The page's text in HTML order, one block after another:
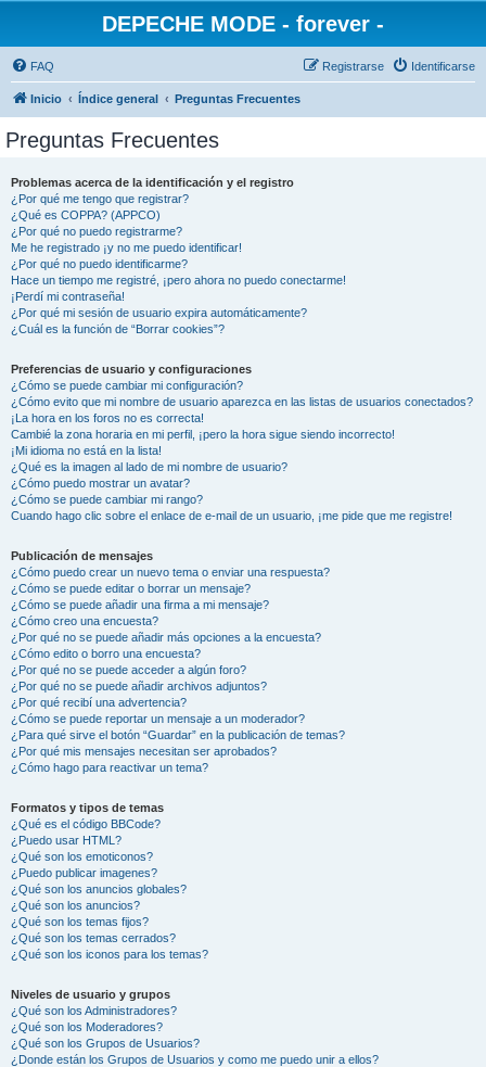
DEPECHE MODE - forever -
FAQ Identificarse
Registrarse
Inicio Índice general Preguntas Frecuentes
Preguntas Frecuentes
Problemas acerca de la identificación y el registro
¿Por qué me tengo que registrar?
¿Qué es COPPA? (APPCO)
¿Por qué no puedo registrarme?
Me he registrado ¡y no me puedo identificar!
¿Por qué no puedo identificarme?
Hace un tiempo me registré, ¡pero ahora no puedo conectarme!
¡Perdí mi contraseña!
¿Por qué mi sesión de usuario expira automáticamente?
¿Cuál es la función de “Borrar cookies”?
Preferencias de usuario y configuraciones
¿Cómo se puede cambiar mi configuración?
¿Cómo evito que mi nombre de usuario aparezca en las listas de usuarios conectados?
¡La hora en los foros no es correcta!
Cambié la zona horaria en mi perfil, ¡pero la hora sigue siendo incorrecto!
¡Mi idioma no está en la lista!
¿Qué es la imagen al lado de mi nombre de usuario?
¿Cómo puedo mostrar un avatar?
¿Cómo se puede cambiar mi rango?
Cuando hago clic sobre el enlace de e-mail de un usuario, ¡me pide que me registre!
Publicación de mensajes
¿Cómo puedo crear un nuevo tema o enviar una respuesta?
¿Cómo se puede editar o borrar un mensaje?
¿Cómo se puede añadir una firma a mi mensaje?
¿Cómo creo una encuesta?
¿Por qué no se puede añadir más opciones a la encuesta?
¿Cómo edito o borro una encuesta?
¿Por qué no se puede acceder a algún foro?
¿Por qué no se puede añadir archivos adjuntos?
¿Por qué recibí una advertencia?
¿Cómo se puede reportar un mensaje a un moderador?
¿Para qué sirve el botón “Guardar” en la publicación de temas?
¿Por qué mis mensajes necesitan ser aprobados?
¿Cómo hago para reactivar un tema?
Formatos y tipos de temas
¿Qué es el código BBCode?
¿Puedo usar HTML?
¿Qué son los emoticonos?
¿Puedo publicar imagenes?
¿Qué son los anuncios globales?
¿Qué son los anuncios?
¿Qué son los temas fijos?
¿Qué son los temas cerrados?
¿Qué son los iconos para los temas?
Niveles de usuario y grupos
¿Qué son los Administradores?
¿Qué son los Moderadores?
¿Qué son los Grupos de Usuarios?
¿Donde están los Grupos de Usuarios y como me puedo unir a ellos?